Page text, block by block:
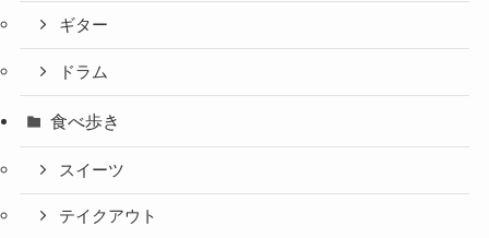
ギター
ドラム
食べ歩き
スイーツ
テイクアウト